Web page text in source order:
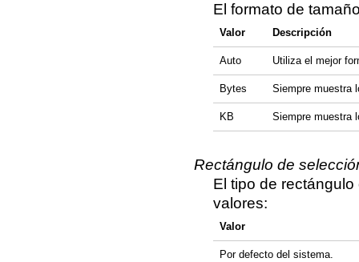
El formato de
Valor Descripción
Auto Utiliza el mejor
Bytes Siempre muestra
KB Siempre muestra
Rectángulo de
El tipo de
valores:
Valor
Por defecto del sistema.